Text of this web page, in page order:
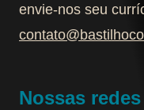
envie-nos seu
Nossas redes